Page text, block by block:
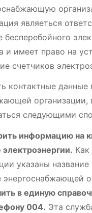
являеться
бесперебойного
и имеет право на
счетчиков
контактные данные
следующими
информацию на
электроэнергии. Как
указаны
энергоснабжающей
в единую
004. Эта